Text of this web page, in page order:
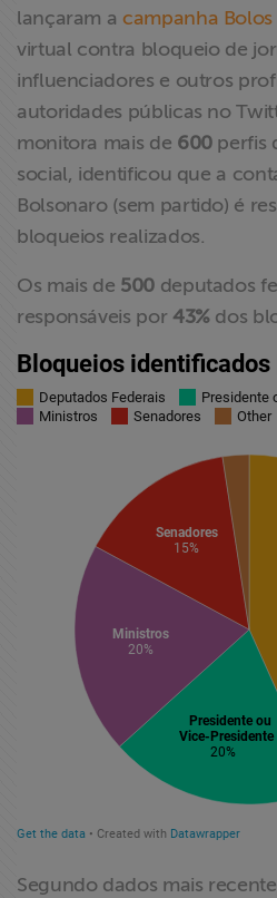
Associe-se
Doe para
>> Conteúdo
exclusivo para
associados
newsletter
Fale Conosco
lançaram acampanha
virtual contra bloqueio de
influenciadores e outros
autoridades públicas no
monitora mais de 600 perfis
social, identificou que a
Bolsonaro (sem partido) é
bloqueios realizados.
Os mais de 500 deputados
responsáveis por 43% dos
Segundo dados mais